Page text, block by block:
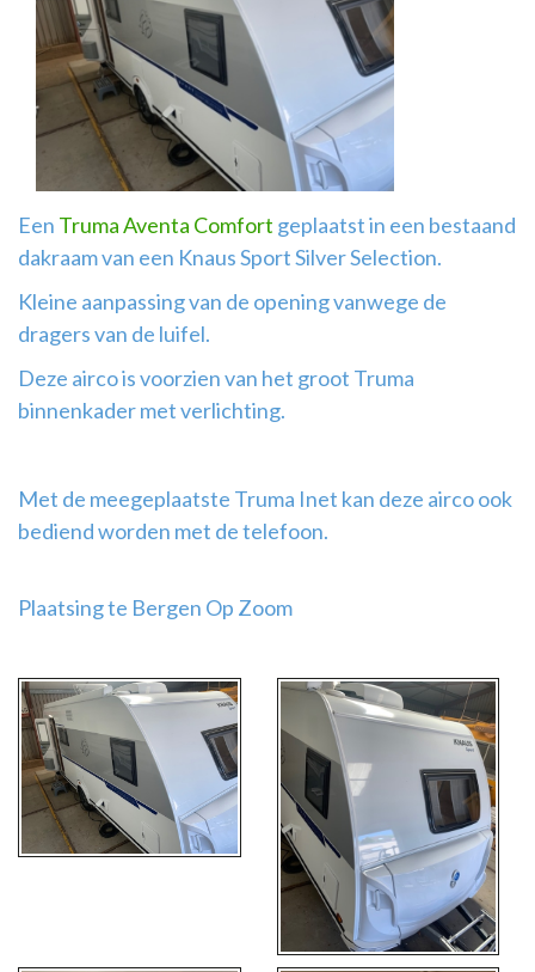
Airco
montage
Een Truma Aventa Comfort geplaatst in een bestaand
dakraam van een Knaus Sport Silver Selection.
Kleine aanpassing van de opening vanwege de
dragers van de luifel.
Deze airco is voorzien van het groot Truma
binnenkader met verlichting.
Met de meegeplaatste Truma Inet kan deze airco ook
bediend worden met de telefoon.
Plaatsing te Bergen Op Zoom